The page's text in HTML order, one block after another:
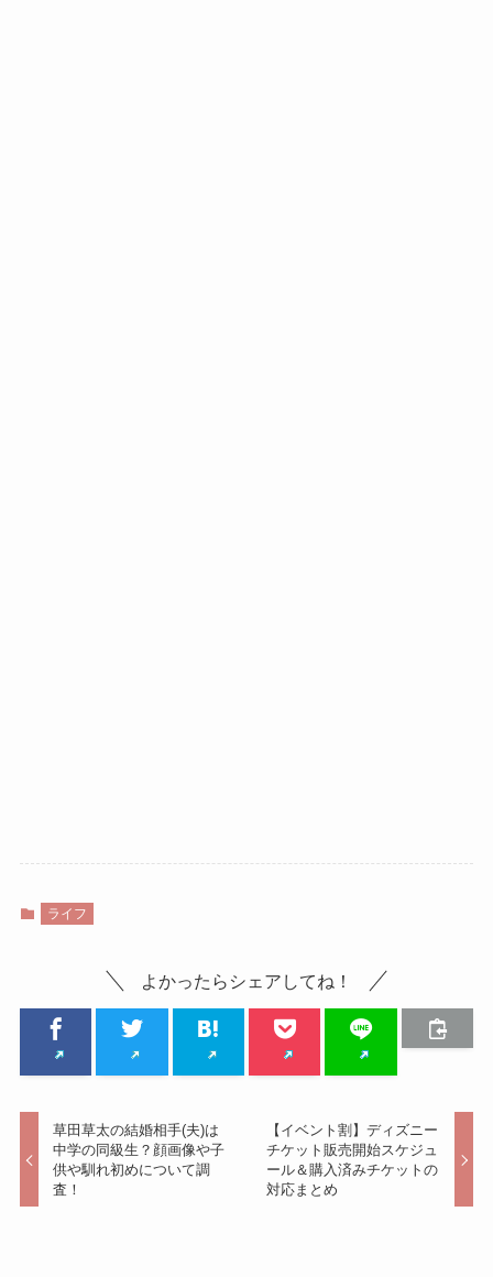
ライフ
よかったらシェアしてね！
草田草太の結婚相手(夫)は
中学の同級生？顔画像や子
供や馴れ初めについて調
査！
【イベント割】ディズニー
チケット販売開始スケジュ
ール＆購入済みチケットの
対応まとめ